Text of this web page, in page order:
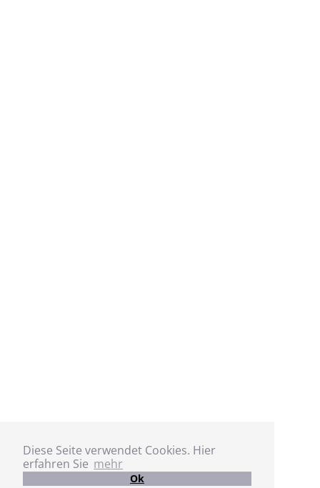
Diese Seite verwendet Cookies. Hier
erfahren Sie mehr
Ok